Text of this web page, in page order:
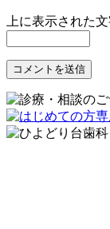
上に表示された